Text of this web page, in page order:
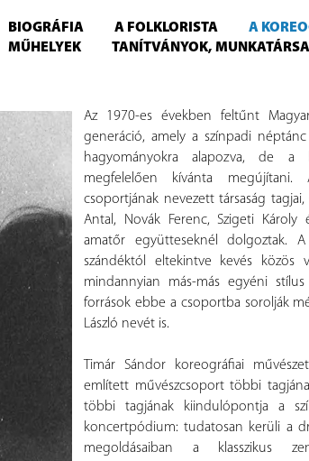
BIOGRÁFIA A FOLKLORISTA A
MŰHELYEK
TANÍTVÁNYOK,
Az 1970-es években feltűnt
generáció, amely a színpadi
hagyományokra alapozva, de a
megfelelően kívánta megújítani.
csoportjának nevezett társaság tagjai,
Antal, Novák Ferenc, Szigeti Károly
amatőr együtteseknél dolgoztak.
szándéktól eltekintve kevés közös
mindannyian más-más egyéni stílus
források ebbe a csoportba sorolják
László nevét is.
Timár Sándor koreográfiai
említett művészcsoport többi
többi tagjának kiindulópontja a
koncertpódium: tudatosan kerüli a
megoldásaiban a klasszikus